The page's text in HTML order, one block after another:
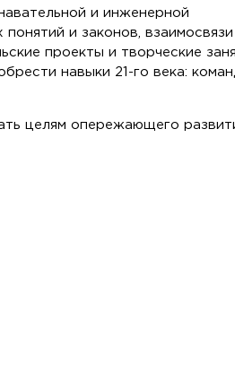
и инженерной
и законов,
проекты и творческие
навыки 21-го века:
целям опережающего